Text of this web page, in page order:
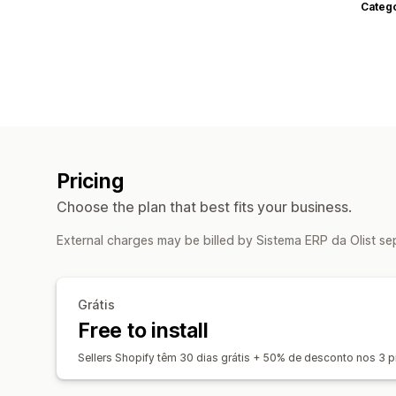
Pricing
Choose the plan that best fits your business.
External charges may be billed by Sistema ERP da Olist
Grátis
Free to install
Sellers Shopify têm 30 dias grátis + 50% de desconto nos 3